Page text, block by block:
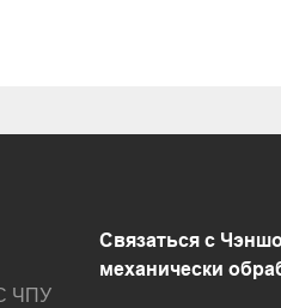
ЧПУ
Связаться с
механически